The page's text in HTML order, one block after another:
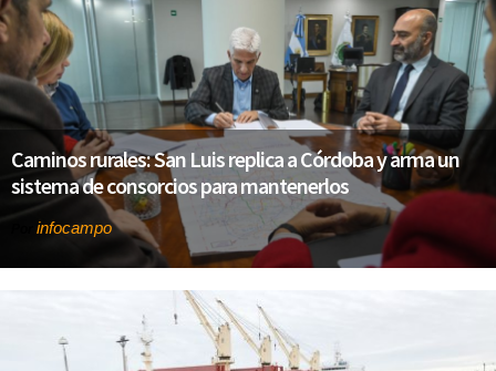
Caminos rurales: San Luis replica a Córdoba y arma un
sistema de consorcios para mantenerlos
infocampo